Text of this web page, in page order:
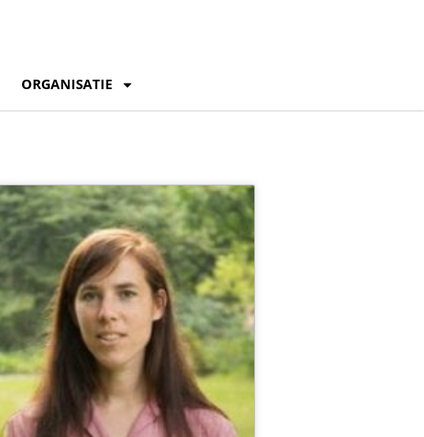
ORGANISATIE